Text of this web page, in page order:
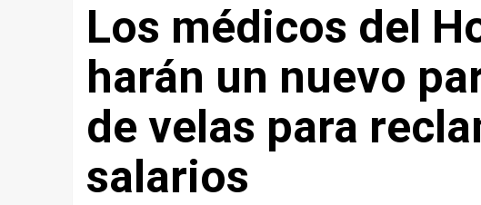
Los médicos del
harán un nuevo
de velas para
salarios